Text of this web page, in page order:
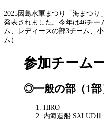
2025因島水軍まつり「海まつ
発表されました。今年は46チー
ム、レディースの部3チーム、
ム）
参加チーム
◎一般の部（1部
HIRO
内海造船 SALUDⅢ